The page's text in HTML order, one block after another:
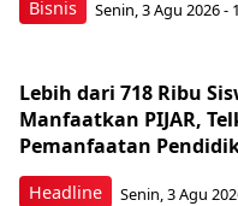
Bisnis Senin, 3 Agu 2026 -
Headline
Lebih dari 718 Ribu
Manfaatkan PIJAR,
Pemanfaatan
Senin, 3 Agu